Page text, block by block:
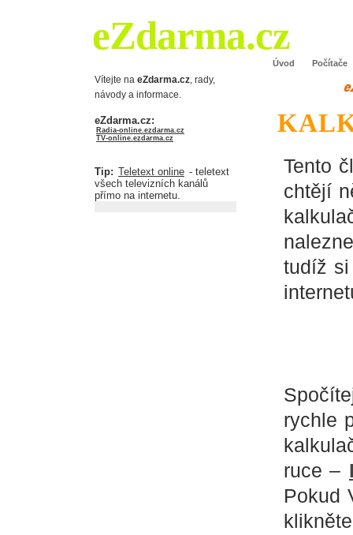
eZdarma.cz
Úvod
Počítače
Vítejte na eZdarma.cz , rady,
návody a informace.
eZdarma.cz:
Radia-online.ezdarma.cz
TV-online.ezdarma.cz
Tip: Teletext online - teletext
všech televizních kanálů
přímo na internetu.
Tento
chtějí
tudíž
rychle
ruce –
Pokud